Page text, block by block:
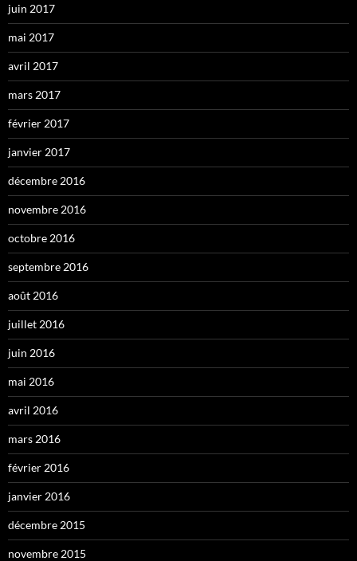
juin 2017
mai 2017
avril 2017
mars 2017
février 2017
janvier 2017
décembre 2016
novembre 2016
octobre 2016
septembre 2016
août 2016
juillet 2016
juin 2016
mai 2016
avril 2016
mars 2016
février 2016
janvier 2016
décembre 2015
novembre 2015